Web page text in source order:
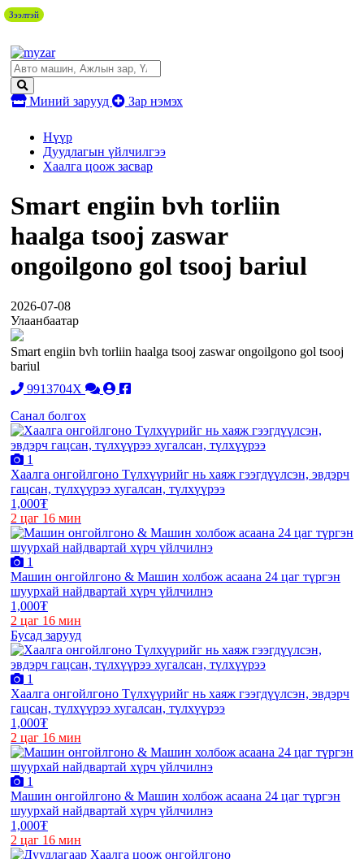
Миний зарууд Зар нэмэх
Нүүр
Дуудлагын үйлчилгээ
Хаалга цоож засвар
Smart engiin bvh torliin
haalga tsooj zaswar
ongoilgono gol tsooj bariul
2026-07-08
Улаанбаатар
Smart engiin bvh torliin haalga tsooj zaswar ongoilgono gol tsooj
bariul
9913704X
Санал болгох
1
Хаалга онгойлгоно Түлхүүрийг нь хаяж гээгдүүлсэн, эвдэрч
гацсан, түлхүүрээ хугалсан, түлхүүрээ
1,000₮
2 цаг 16 мин
1
Машин онгойлгоно & Машин холбож асаана 24 цаг түргэн
шуурхай найдвартай хүрч үйлчилнэ
1,000₮
2 цаг 16 мин
Бусад зарууд
1
Хаалга онгойлгоно Түлхүүрийг нь хаяж гээгдүүлсэн, эвдэрч
гацсан, түлхүүрээ хугалсан, түлхүүрээ
1,000₮
2 цаг 16 мин
1
Машин онгойлгоно & Машин холбож асаана 24 цаг түргэн
шуурхай найдвартай хүрч үйлчилнэ
1,000₮
2 цаг 16 мин
Зээлтэй